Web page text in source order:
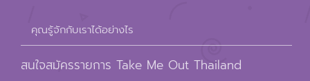
คุณรู้จักกับเราได้อย่างไร
สนใจสมัครรายการ Take Me Out Thailand